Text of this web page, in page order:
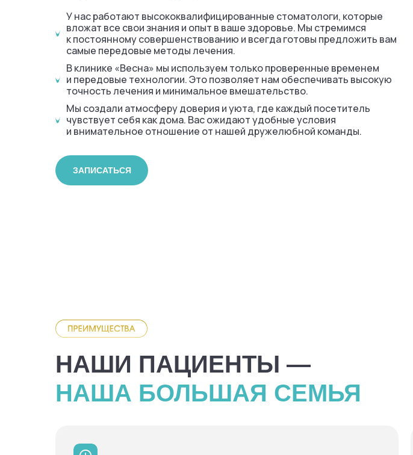
ЗАПИСАТЬСЯ
У нас работают высококвалифицированные стоматологи, которые
вложат все свои знания и опыт в ваше здоровье. Мы стремимся
к постоянному совершенствованию и всегда готовы предложить вам
самые передовые методы лечения.
В клинике «Весна» мы используем только проверенные временем
и передовые технологии. Это позволяет нам обеспечивать высокую
точность лечения и минимальное вмешательство.
Мы создали атмосферу доверия и уюта, где каждый посетитель
чувствует себя как дома. Вас ожидают удобные условия
и внимательное отношение от нашей дружелюбной команды.
НАШИ ПАЦИЕНТЫ —
НАША БОЛЬШАЯ СЕМЬЯ